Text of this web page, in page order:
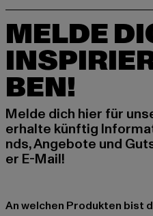
MELDE
BEN!
Melde dich hier für
erhalte künftig
nds, Angebote und
er E-Mail!
An welchen Produkten bist